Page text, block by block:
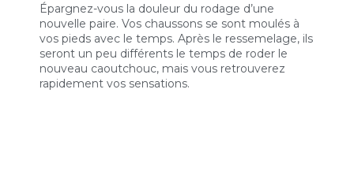
Épargnez-vous la douleur du rodage d’une
nouvelle paire. Vos chaussons se sont moulés à
vos pieds avec le temps. Après le ressemelage, ils
seront un peu différents le temps de roder le
nouveau caoutchouc, mais vous retrouverez
rapidement vos sensations.